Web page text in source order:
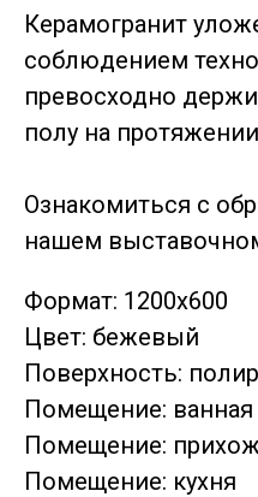
Керамогранит
соблюдением
превосходно
полу на
Ознакомиться с
нашем
Формат: 1200х600
Цвет: бежевый
Поверхность:
Помещение: ванная
Помещение:
Помещение: кухня